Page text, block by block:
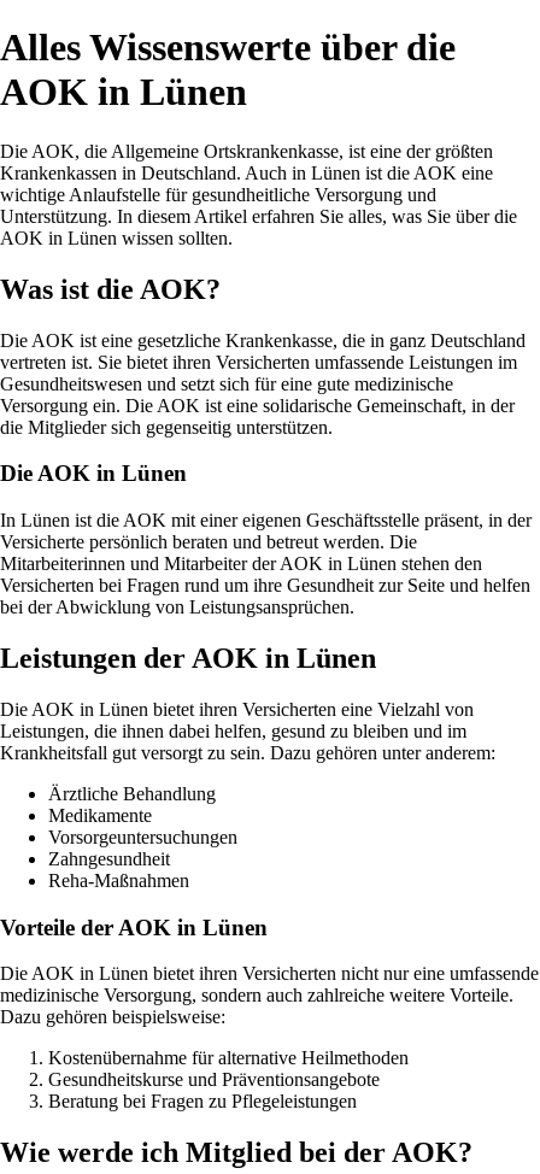
Alles Wissenswerte über die
AOK in Lünen
Die AOK, die Allgemeine Ortskrankenkasse, ist eine der größten
Krankenkassen in Deutschland. Auch in Lünen ist die AOK eine
wichtige Anlaufstelle für gesundheitliche Versorgung und
Unterstützung. In diesem Artikel erfahren Sie alles, was Sie über die
AOK in Lünen wissen sollten.
Was ist die AOK?
Die AOK ist eine gesetzliche Krankenkasse, die in ganz Deutschland
vertreten ist. Sie bietet ihren Versicherten umfassende Leistungen im
Gesundheitswesen und setzt sich für eine gute medizinische
Versorgung ein. Die AOK ist eine solidarische Gemeinschaft, in der
die Mitglieder sich gegenseitig unterstützen.
Die AOK in Lünen
In Lünen ist die AOK mit einer eigenen Geschäftsstelle präsent, in der
Versicherte persönlich beraten und betreut werden. Die
Mitarbeiterinnen und Mitarbeiter der AOK in Lünen stehen den
Versicherten bei Fragen rund um ihre Gesundheit zur Seite und helfen
bei der Abwicklung von Leistungsansprüchen.
Leistungen der AOK in Lünen
Die AOK in Lünen bietet ihren Versicherten eine Vielzahl von
Leistungen, die ihnen dabei helfen, gesund zu bleiben und im
Krankheitsfall gut versorgt zu sein. Dazu gehören unter anderem:
Ärztliche Behandlung
Medikamente
Vorsorgeuntersuchungen
Zahngesundheit
Reha-Maßnahmen
Vorteile der AOK in Lünen
Die AOK in Lünen bietet ihren Versicherten nicht nur eine umfassende
medizinische Versorgung, sondern auch zahlreiche weitere Vorteile.
Dazu gehören beispielsweise:
Kostenübernahme für alternative Heilmethoden
Gesundheitskurse und Präventionsangebote
Beratung bei Fragen zu Pflegeleistungen
Wie werde ich Mitglied bei der AOK?